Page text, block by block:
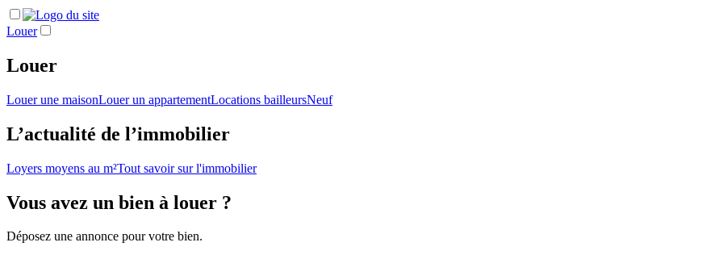
Louer
Louer
Louer une maisonLouer un appartementLocations bailleursNeuf
L’actualité de l’immobilier
Loyers moyens au m²Tout savoir sur l'immobilier
Vous avez un bien à louer ?
Déposez une annonce pour votre bien.